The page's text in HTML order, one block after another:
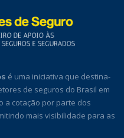
é uma iniciativa que destina-
de seguros do Brasil em
a cotação por parte dos
mais visibilidade para as